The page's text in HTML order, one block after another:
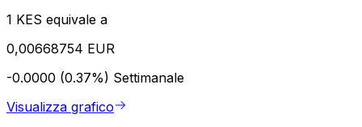
1 KES equivale a
0,00668754 EUR
-0.0000 (0.37%) Settimanale
Visualizza grafico